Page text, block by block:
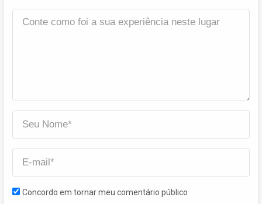
Concordo em tornar meu comentário público